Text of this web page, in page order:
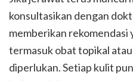
konsultasikan dengan
memberikan rekomendasi
termasuk obat topikal
diperlukan. Setiap kulit